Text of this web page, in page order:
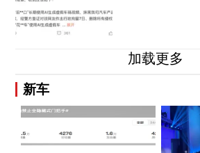
加载更多
新车